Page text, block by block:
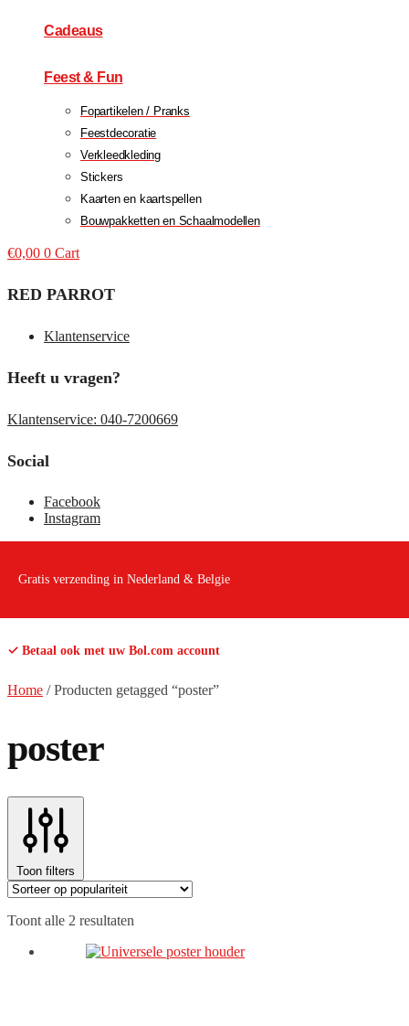
Cadeaus
Feest & Fun
Fopartikelen / Pranks
Feestdecoratie
Verkleedkleding
Stickers
Kaarten en kaartspellen
Bouwpakketten en Schaalmodellen
€0,00 0 Cart
RED PARROT
Klantenservice
Heeft u vragen?
Klantenservice: 040-7200669
Social
Facebook
Instagram
Gratis verzending in Nederland & Belgie
✓ Betaal ook met uw Bol.com account
Home /Producten getagged “poster”
poster
Toon filters
Toont alle 2 resultaten
populariteit